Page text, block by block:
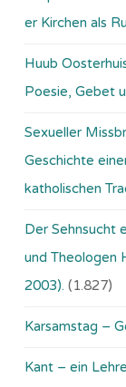
er Kirchen als
Huub
Poesie, Gebet
Sexueller
Geschichte
katholischen
Der Sehnsucht
und Theologen
2003). (1.827)
Karsamstag –
Kant – ein